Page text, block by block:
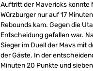
Auftritt der Mavericks konnte
Würzburger nur auf 17
Rebounds kam. Gegen die
Entscheidung gefallen war.
Sieger im Duell der Mavs mit
der Gäste. In der
Minuten 20 Punkte und